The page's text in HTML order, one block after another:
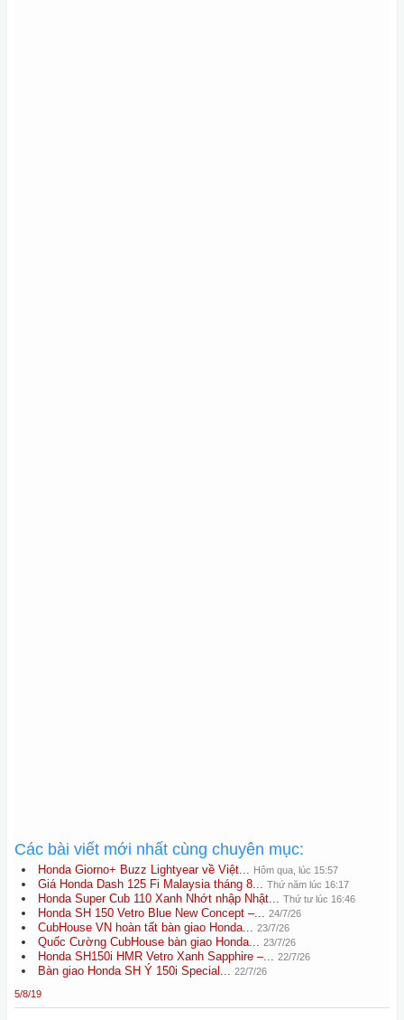
Các bài viết mới nhất cùng chuyên mục:
Honda Giorno+ Buzz Lightyear về Việt... Hôm qua, lúc 15:57
Giá Honda Dash 125 Fi Malaysia tháng 8... Thứ năm lúc 16:17
Honda Super Cub 110 Xanh Nhớt nhập Nhật... Thứ tư lúc 16:46
Honda SH 150 Vetro Blue New Concept –... 24/7/26
CubHouse VN hoàn tất bàn giao Honda... 23/7/26
Quốc Cường CubHouse bàn giao Honda... 23/7/26
Honda SH150i HMR Vetro Xanh Sapphire –... 22/7/26
Bàn giao Honda SH Ý 150i Special... 22/7/26
5/8/19